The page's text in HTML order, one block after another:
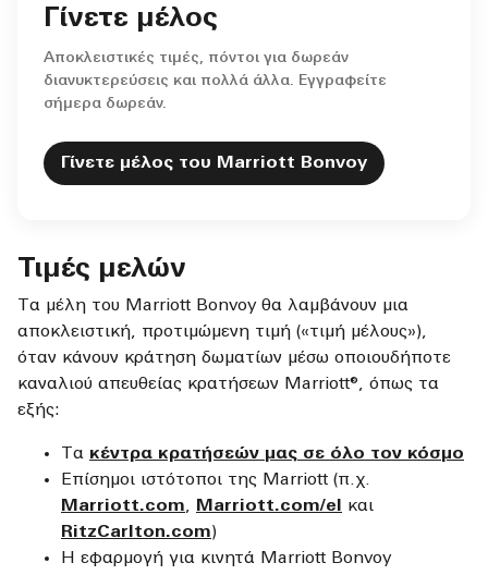
Γίνετε μέλος
Αποκλειστικές τιμές, πόντοι για δωρεάν
διανυκτερεύσεις και πολλά άλλα. Εγγραφείτε
σήμερα δωρεάν.
Γίνετε μέλος του Marriott Bonvoy
Τιμές μελών
Τα μέλη του Marriott Bonvoy θα λαμβάνουν μια
αποκλειστική, προτιμώμενη τιμή («τιμή μέλους»),
όταν κάνουν κράτηση δωματίων μέσω οποιουδήποτε
καναλιού απευθείας κρατήσεων Marriott®, όπως τα
εξής:
Τα κέντρα κρατήσεών μας σε όλο τον κόσμο
Επίσημοι ιστότοποι της Marriott (π.χ.
Marriott.com, Marriott.com/el
και
RitzCarlton.com)
Η εφαρμογή για κινητά Marriott Bonvoy